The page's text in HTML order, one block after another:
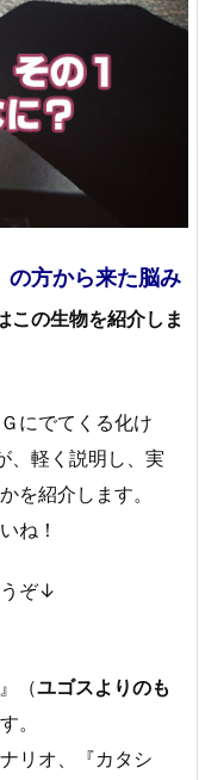
方から来た脳み
この生物を紹介しま
にでてくる化け
、軽く説明し、実
を紹介します。
ね！
ぞ↓
』（ユゴスよりのも
。
リオ、『カタシ